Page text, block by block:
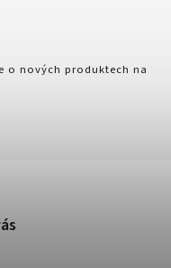
o nových produktech na